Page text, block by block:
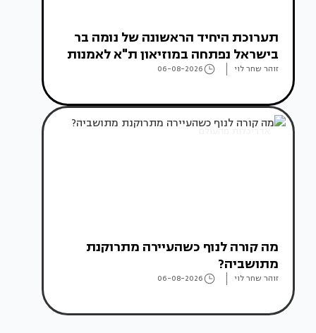
תערוכת היחיד הראשונה של נומה בר
בישראל נפתחה במוזיאון ת"א לאמנות
זוהר שחר לוי 06-08-2026
אדריכלות מהעולם
מה קורה לנוף כשהעיירה מתרוקנת
מתושביה?
זוהר שחר לוי 06-08-2026